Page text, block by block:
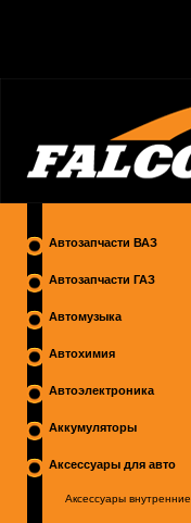
Автозапчасти ВАЗ
Автозапчасти ГАЗ
Автомузыка
Автохимия
Автоэлектроника
Аккумуляторы
Аксессуары для авто
Аксессуары внутренние